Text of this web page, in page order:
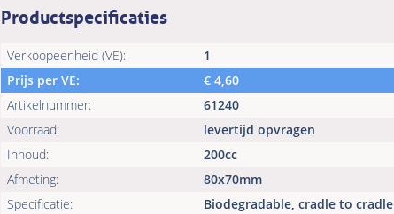
Productspecificaties
Verkoopeenheid (VE):
1
Prijs per VE:
€ 4,60
Artikelnummer:
61240
Voorraad:
levertijd opvragen
Inhoud:
200cc
Afmeting:
80x70mm
Specificatie:
Biodegradable, cradle to cradle